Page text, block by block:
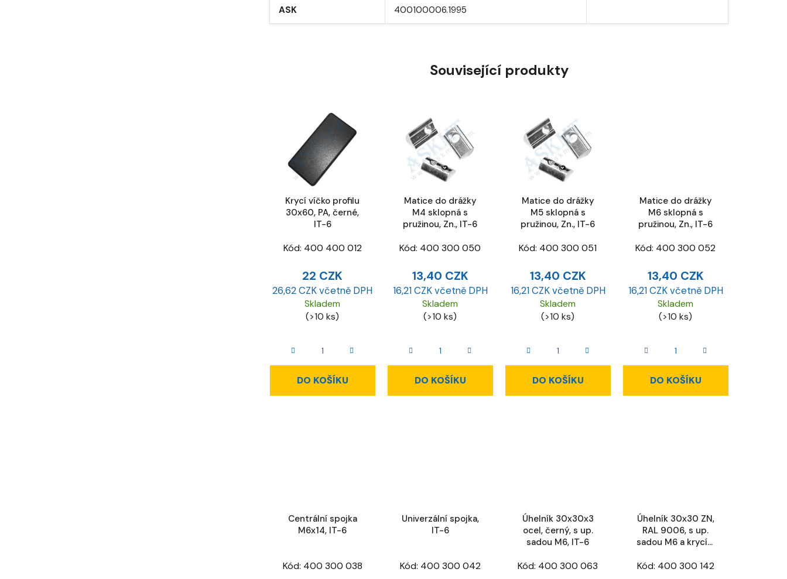
ASK 400100006.1995
Související produkty
Krycí víčko profilu
30x60, PA, černé,
IT-6
Kód: 400 400 012
22 CZK
26,62 CZK včetně DPH
Skladem
(>10 ks)
DO KOŠÍKU
Matice do drážky
M4 sklopná s
pružinou, Zn., IT-6
Kód: 400 300 050
13,40 CZK
16,21 CZK včetně DPH
Skladem
(>10 ks)
DO KOŠÍKU
Matice do drážky
M5 sklopná s
pružinou, Zn., IT-6
Kód: 400 300 051
13,40 CZK
16,21 CZK včetně DPH
Skladem
(>10 ks)
DO KOŠÍKU
Matice do drážky
M6 sklopná s
pružinou, Zn., IT-6
Kód: 400 300 052
13,40 CZK
16,21 CZK včetně DPH
Skladem
(>10 ks)
DO KOŠÍKU
Centrální spojka
M6x14, IT-6
Kód: 400 300 038
Univerzální spojka,
IT-6
Kód: 400 300 042
Úhelník 30x30x3
ocel, černý, s up.
sadou M6, IT-6
Kód: 400 300 063
Úhelník 30x30 ZN,
RAL 9006, s up.
sadou M6 a krycím
Kód: 400 300 142